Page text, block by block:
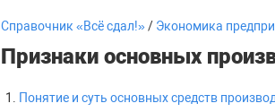
Справочник «Всё сдал!»/ Экономика
Признаки основных
Понятие и суть основных средств